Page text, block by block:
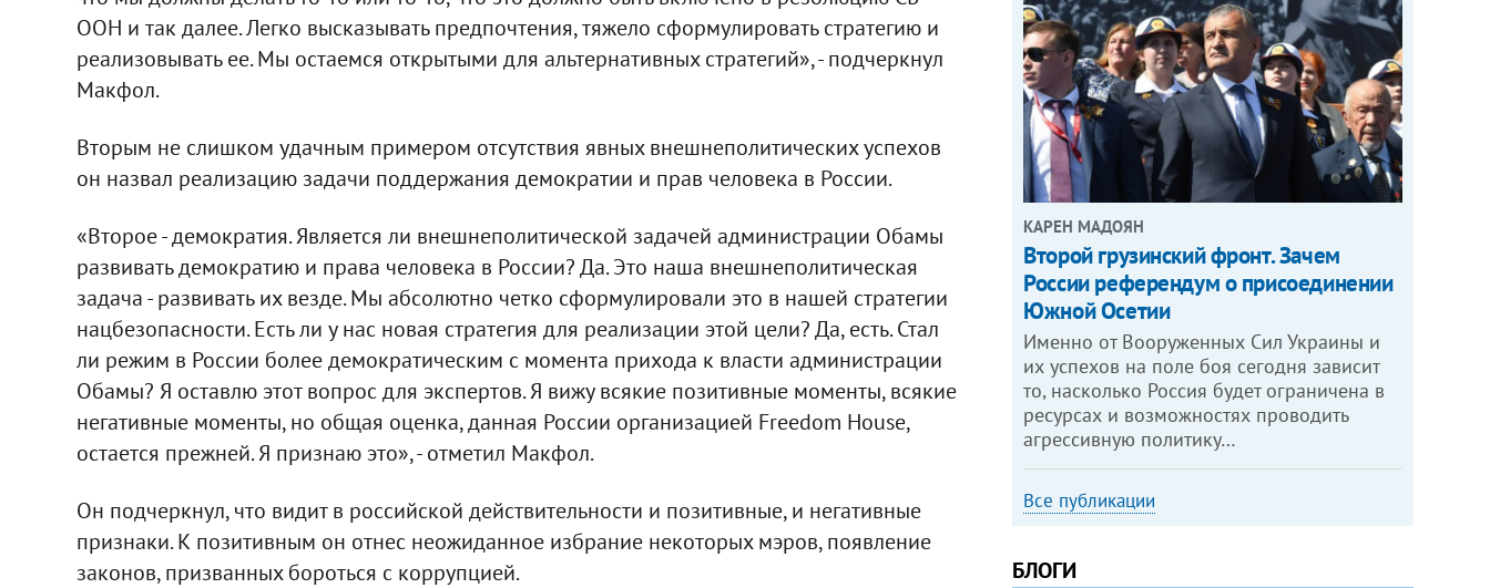
ООН и так далее. Легко высказывать предпочтения, тяжело сформулировать стратегию и
реализовывать ее. Мы остаемся открытыми для альтернативных стратегий», - подчеркнул
Макфол.
Вторым не слишком удачным примером отсутствия явных внешнеполитических успехов
он назвал реализацию задачи поддержания демократии и прав человека в России.
«Второе - демократия. Является ли внешнеполитической задачей администрации Обамы
развивать демократию и права человека в России? Да. Это наша внешнеполитическая
задача - развивать их везде. Мы абсолютно четко сформулировали это в нашей стратегии
нацбезопасности. Есть ли у нас новая стратегия для реализации этой цели? Да, есть. Стал
ли режим в России более демократическим с момента прихода к власти администрации
Обамы? Я оставлю этот вопрос для экспертов. Я вижу всякие позитивные моменты, всякие
негативные моменты, но общая оценка, данная России организацией Freedom House,
остается прежней. Я признаю это», - отметил Макфол.
Он подчеркнул, что видит в российской действительности и позитивные, и негативные
признаки. К позитивным он отнес неожиданное избрание некоторых мэров, появление
законов, призванных бороться с коррупцией.
КАРЕН МАДОЯН
Второй грузинский фронт. Зачем
России референдум о присоединении
Южной Осетии
Именно от Вооруженных Сил Украины и
их успехов на поле боя сегодня зависит
то, насколько Россия будет ограничена в
ресурсах и возможностях проводить
агрессивную политику…
Все публикации
БЛОГИ